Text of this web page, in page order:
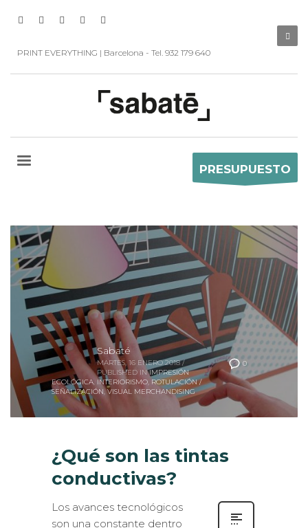
PRINT EVERYTHING | Barcelona - Tel. 932 179 640
PRESUPUESTO
0
Sabaté
MARTES, 16 ENERO 2018 /
PUBLISHED IN IMPRESIÓN
ECOLÓGICA, INTERIORISMO, ROTULACIÓN /
SEÑALIZACIÓN,VISUAL MERCHANDISING
¿Qué son las tintas
conductivas?
Los avances tecnológicos
son una constante dentro